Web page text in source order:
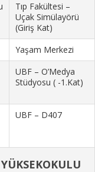
Tıp Fakültesi –
Uçak Simülayörü
(Giriş Kat)
Yaşam Merkezi
UBF – O’Medya
Stüdyosu ( -1.Kat)
UBF – D407